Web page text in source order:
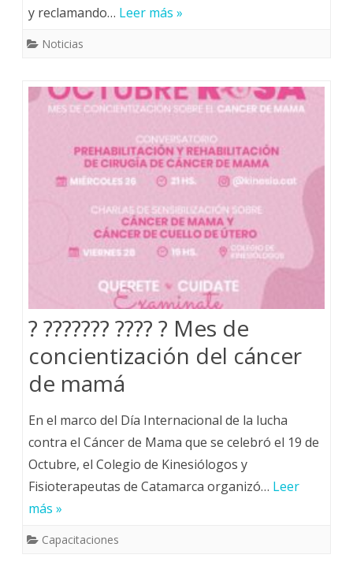
y reclamando… Leer más »
Noticias
? ??????? ???? ? Mes de
concientización del cáncer
de mamá
En el marco del Día Internacional de la lucha
contra el Cáncer de Mama que se celebró el 19 de
Octubre, el Colegio de Kinesiólogos y
Fisioterapeutas de Catamarca organizó… Leer
más »
Capacitaciones